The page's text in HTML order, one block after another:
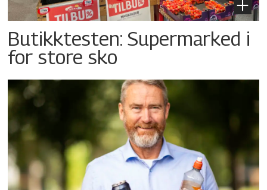
Butikktesten: Supermarked i
for store sko